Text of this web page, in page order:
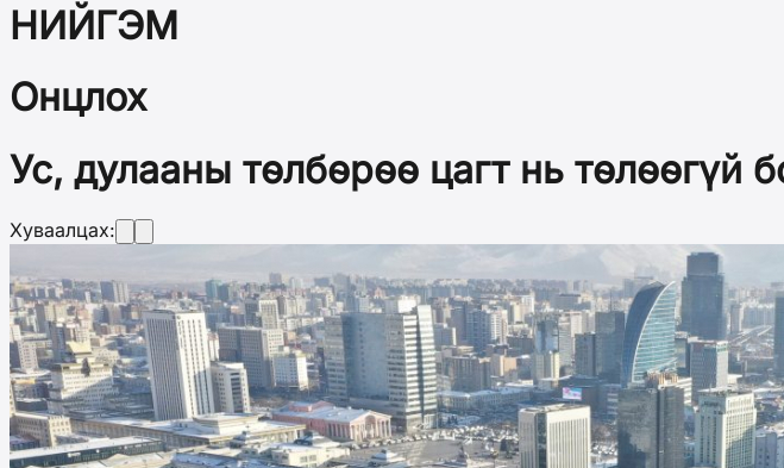
НИЙГЭМ
Онцлох
Ус, дулааны төлбөрөө цагт нь төлөөгүй
Хуваалцах: